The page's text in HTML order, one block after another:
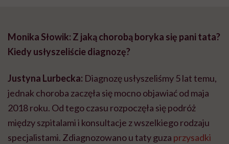
Monika Słowik: Z jaką chorobą boryka się pani tata?
Kiedy usłyszeliście diagnozę?
Justyna Lurbecka: Diagnozę usłyszeliśmy 5 lat temu,
jednak choroba zaczęła się mocno objawiać od maja
2018 roku. Od tego czasu rozpoczęła się podróż
między szpitalami i konsultacje z wszelkiego rodzaju
specjalistami. Zdiagnozowano u taty guza przysadki